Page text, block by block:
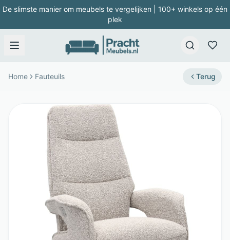
De slimste manier om meubels te vergelijken | 100+ winkels op één
plek
Home Fauteuils Terug